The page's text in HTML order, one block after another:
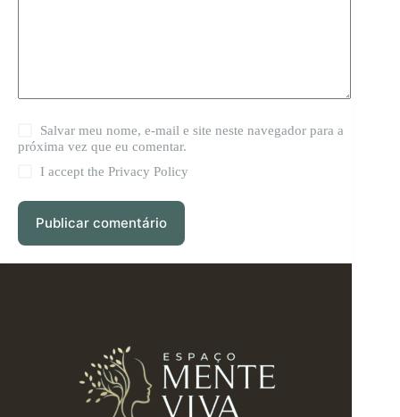
Salvar meu nome, e-mail e site neste navegador para a
próxima vez que eu comentar.
I accept thePrivacy Policy
Publicar comentário